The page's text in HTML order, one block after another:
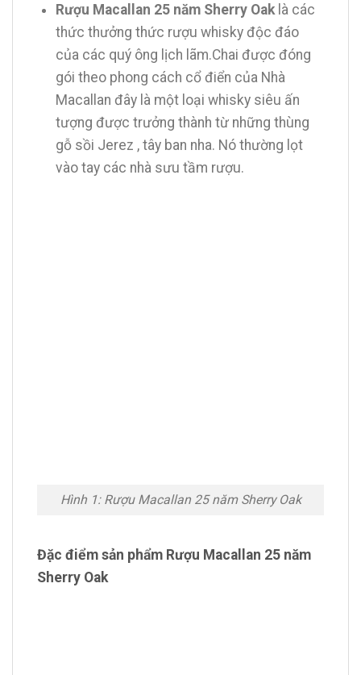
Rượu Macallan 25 năm Sherry Oaklà các
thức thưởng thức rượu whisky độc đáo
của các quý ông lịch lãm.Chai được đóng
gói theo phong cách cổ điển của Nhà
Macallan đây là một loại whisky siêu ấn
tượng được trưởng thành từ những thùng
gỗ sồi Jerez , tây ban nha. Nó thường lọt
vào tay các nhà sưu tầm rượu.
Hình 1: Rượu Macallan 25 năm Sherry Oak
Đặc điểm sản phẩm Rượu Macallan 25 năm
Sherry Oak